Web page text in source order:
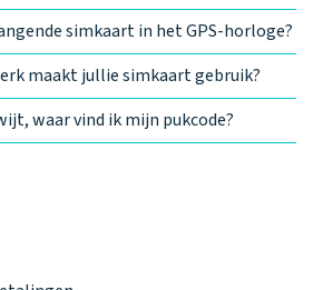
simkaart in het GPS-horloge?
maakt jullie simkaart gebruik?
waar vind ik mijn pukcode?